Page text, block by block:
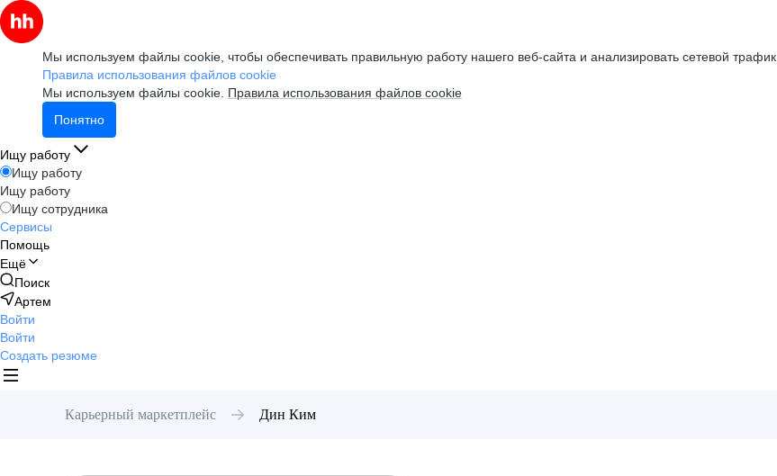
Мы используем файлы cookie, чтобы обеспечивать правильную работу нашего веб-сайта и анализировать сетевой трафик.
Правила использования файлов cookie
Мы используем файлы cookie. Правила использования файлов cookie
Понятно
Ищу работу
Ищу работу
Ищу работу
Ищу сотрудника
Сервисы
Помощь
Ещё
Поиск
Артем
Войти
Войти
Создать резюме
Карьерный маркетплейс Дин Ким